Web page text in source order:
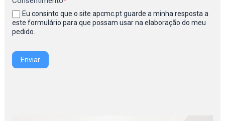
Eu consinto que o site apcmc.pt guarde a minha resposta a
este formulário para que possam usar na elaboração do meu
pedido.
Enviar